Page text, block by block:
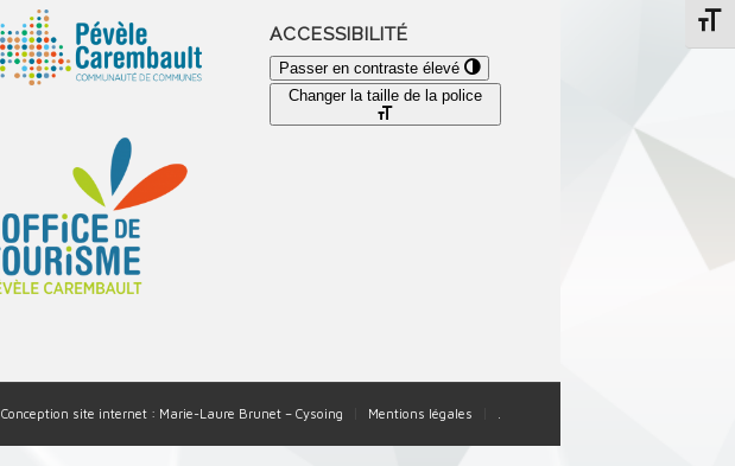
ACCESSIBILITÉ
Passer en contraste élevé
Changer la taille de la police
Conception site internet : Marie-Laure Brunet – Cysoing Mentions légales